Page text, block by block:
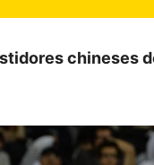
chineses